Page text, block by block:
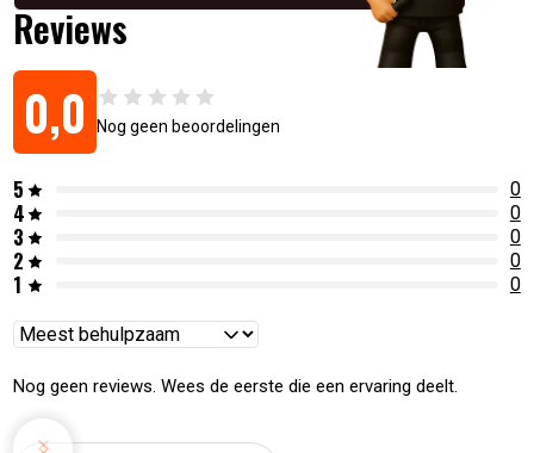
Reviews
0,0 Nog geen beoordelingen
5 0
4 0
3 0
2 0
1 0
Reviews
Nog geen reviews. Wees de eerste die een ervaring deelt.